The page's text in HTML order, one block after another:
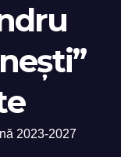
2023-2027